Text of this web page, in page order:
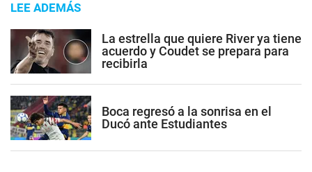
LEE ADEMÁS
La estrella que quiere River ya tiene
acuerdo y Coudet se prepara para
recibirla
Boca regresó a la sonrisa en el
Ducó ante Estudiantes